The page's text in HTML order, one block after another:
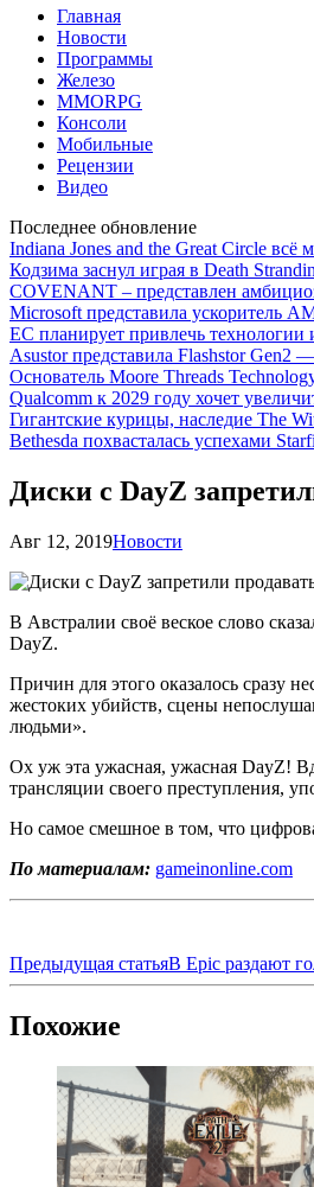
Главная
Новости
Программы
Железо
MMORPG
Консоли
Мобильные
Рецензии
Видео
Последнее обновление
Indiana Jones and the Great Circle
Кодзима заснул играя в Death
COVENANT – представлен
Microsoft представила ускоритель
ЕС планирует привлечь технологии
Asustor представила Flashstor Gen2
Основатель Moore Threads
Qualcomm к 2029 году хочет
Гигантские курицы, наследие The
Bethesda похвасталась успехами
Диски с DayZ
Авг 12, 2019Новости
В Австралии своё веское слово
DayZ.
Причин для этого оказалось сразу
жестоких убийств, сцены
людьми».
Ох уж эта ужасная, ужасная DayZ!
трансляции своего преступления,
Но самое смешное в том, что
По материалам: gameinonline.com
Предыдущая статьяВ Epic раздают
Похожие